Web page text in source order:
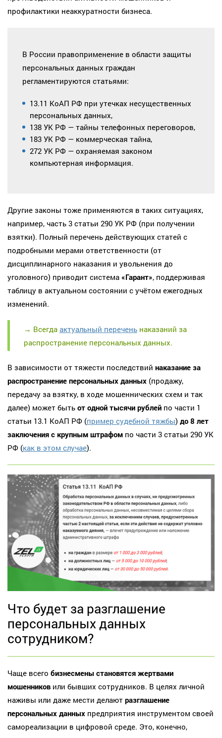
профилактики неаккуратности бизнеса.
В России правоприменение в области защиты
персональных данных граждан
регламентируются статьями:
13.11 КоАП РФ при утечках несущественных
персональных данных,
138 УК РФ — тайны телефонных переговоров,
183 УК РФ — коммерческая тайна,
272 УК РФ — охраняемая законом
компьютерная информация.
Другие законы тоже применяются в таких ситуациях,
например, часть 3 статьи 290 УК РФ (при получении
взятки). Полный перечень действующих статей с
подробными мерами ответственности (от
дисциплинарного наказания и увольнения до
уголовного) приводит система «Гарант», поддерживая
таблицу в актуальном состоянии с учётом ежегодных
изменений.
→ Всегда актуальный перечень наказаний за
распространение персональных данных.
В зависимости от тяжести последствий наказание за
распространение персональных данных (продажу,
передачу за взятку, в ходе мошеннических схем и так
далее) может быть от одной тысячи рублей по части 1
статьи 13.1 КоАП РФ (пример судебной тяжбы) до 8 лет
заключения с крупным штрафом по части 3 статьи 290 УК
РФ (как в этом случае).
Что будет за разглашение
персональных данных
сотрудником?
Чаще всего бизнесмены становятся жертвами
мошенников или бывших сотрудников. В целях личной
наживы или даже мести делают разглашение
персональных данных предприятия инструментом своей
самореализации в цифровой среде. Это, конечно,